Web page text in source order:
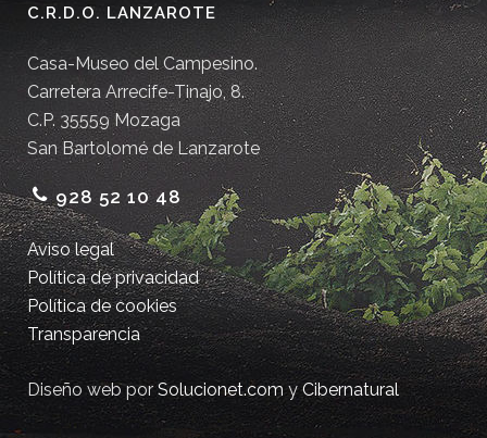
C.R.D.O. LANZAROTE
Casa-Museo del Campesino.
Carretera Arrecife-Tinajo, 8.
C.P. 35559 Mozaga
San Bartolomé de Lanzarote
928 52 10 48
Aviso legal
Política de privacidad
Política de cookies
Transparencia
Diseño web porSolucionet.comyCibernatural